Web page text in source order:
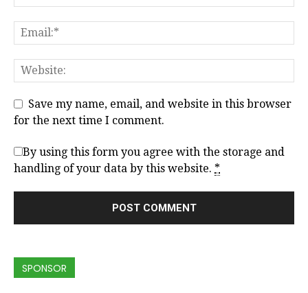
Save my name, email, and website in this browser
for the next time I comment.
By using this form you agree with the storage and
handling of your data by this website. *
SPONSOR